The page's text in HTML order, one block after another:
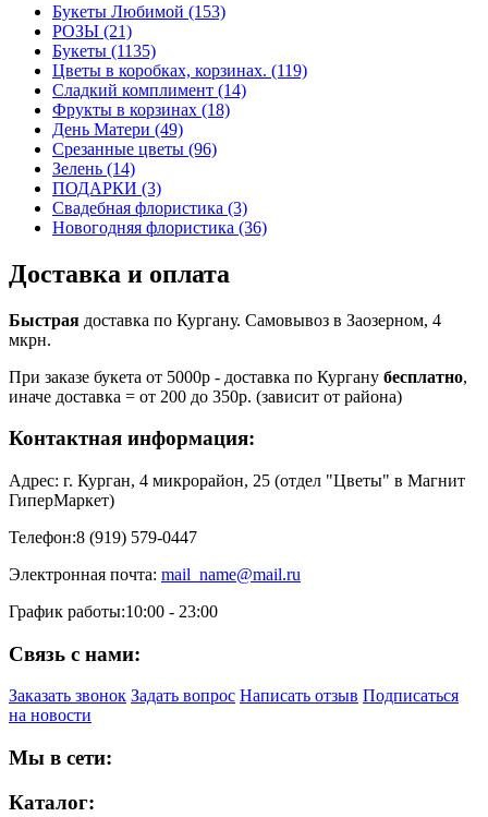
Букеты Любимой (153)
РОЗЫ (21)
Букеты (1135)
Цветы в коробках, корзинах. (119)
Сладкий комплимент (14)
Фрукты в корзинах (18)
День Матери (49)
Срезанные цветы (96)
Зелень (14)
ПОДАРКИ (3)
Свадебная флористика (3)
Новогодняя флористика (36)
Доставка и оплата
Быстрая доставка по Кургану. Самовывоз в Заозерном, 4
мкрн.
При заказе букета от 5000р - доставка по Кургану бесплатно,
иначе доставка = от 200 до 350р. (зависит от района)
Контактная информация:
Адрес: г. Курган, 4 микрорайон, 25 (отдел "Цветы" в Магнит
ГиперМаркет)
Телефон:8 (919) 579-0447
Электронная почта: mail_name@mail.ru
График работы:10:00 - 23:00
Связь с нами:
Заказать звонок Задать вопрос Написать отзыв Подписаться
на новости
Мы в сети:
Каталог: